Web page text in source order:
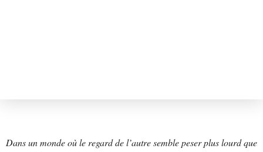
Dans un monde où le regard de l’autre semble peser plus lourd que